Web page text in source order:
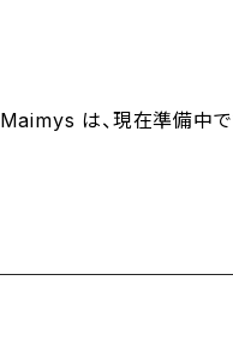
Maimys は、現在準備中で